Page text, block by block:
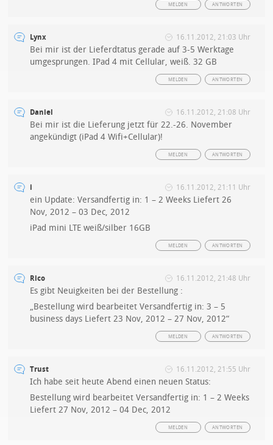
ANTWORTEN
MELDEN
Lynx 16.11.2012, 21:03 Uhr
Bei mir ist der Lieferdtatus gerade auf 3-5 Werktage
umgesprungen. IPad 4 mit Cellular, weiß. 32 GB
ANTWORTEN
MELDEN
Daniel 16.11.2012, 21:08 Uhr
Bei mir ist die Lieferung jetzt für 22.-26. November
angekündigt (iPad 4 Wifi+Cellular)!
ANTWORTEN
MELDEN
i 16.11.2012, 21:11 Uhr
ein Update: Versandfertig in: 1 – 2 Weeks Liefert 26
Nov, 2012 – 03 Dec, 2012
iPad mini LTE weiß/silber 16GB
ANTWORTEN
MELDEN
Rico 16.11.2012, 21:48 Uhr
Es gibt Neuigkeiten bei der Bestellung :
„Bestellung wird bearbeitet Versandfertig in: 3 – 5
business days Liefert 23 Nov, 2012 – 27 Nov, 2012“
ANTWORTEN
MELDEN
Trust 16.11.2012, 21:55 Uhr
Ich habe seit heute Abend einen neuen Status:
Bestellung wird bearbeitet Versandfertig in: 1 – 2 Weeks
Liefert 27 Nov, 2012 – 04 Dec, 2012
ANTWORTEN
MELDEN